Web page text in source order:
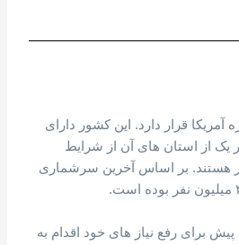
آمریکا قرار دارد. این کشور دارای
یک از استان های آن از شرایط
هستند. بر اساس آخرین سرشماری
پیش برای رفع نیاز های خود اقدام به